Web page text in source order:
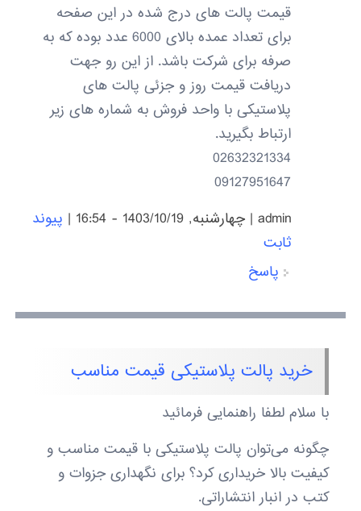
قیمت پالت های درج شده در این صفحه
برای تعداد عمده بالای 6000 عدد بوده که به
صرفه برای شرکت باشد. از این رو جهت
دریافت قیمت روز و جزئی پالت های
پلاستیکی با واحد فروش به شماره های زیر
ارتباط بگیرید.
02632321334
09127951647
admin
|چهارشنبه, 1403/10/19 - 16:54 | پیوند
ثابت
پاسخ
خرید پالت پلاستیکی قیمت مناسب
با سلام لطفا راهنمایی فرمائید
چگونه می‌توان پالت پلاستیکی با قیمت مناسب و
کیفیت بالا خریداری کرد؟ برای نگهداری جزوات و
کتب در انبار انتشاراتی.